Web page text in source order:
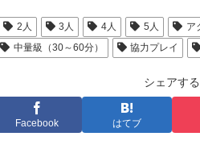
2人 3人 4人 5人 ア
中量級（30～60分） 協力プレイ
シェアする
Facebook はてブ